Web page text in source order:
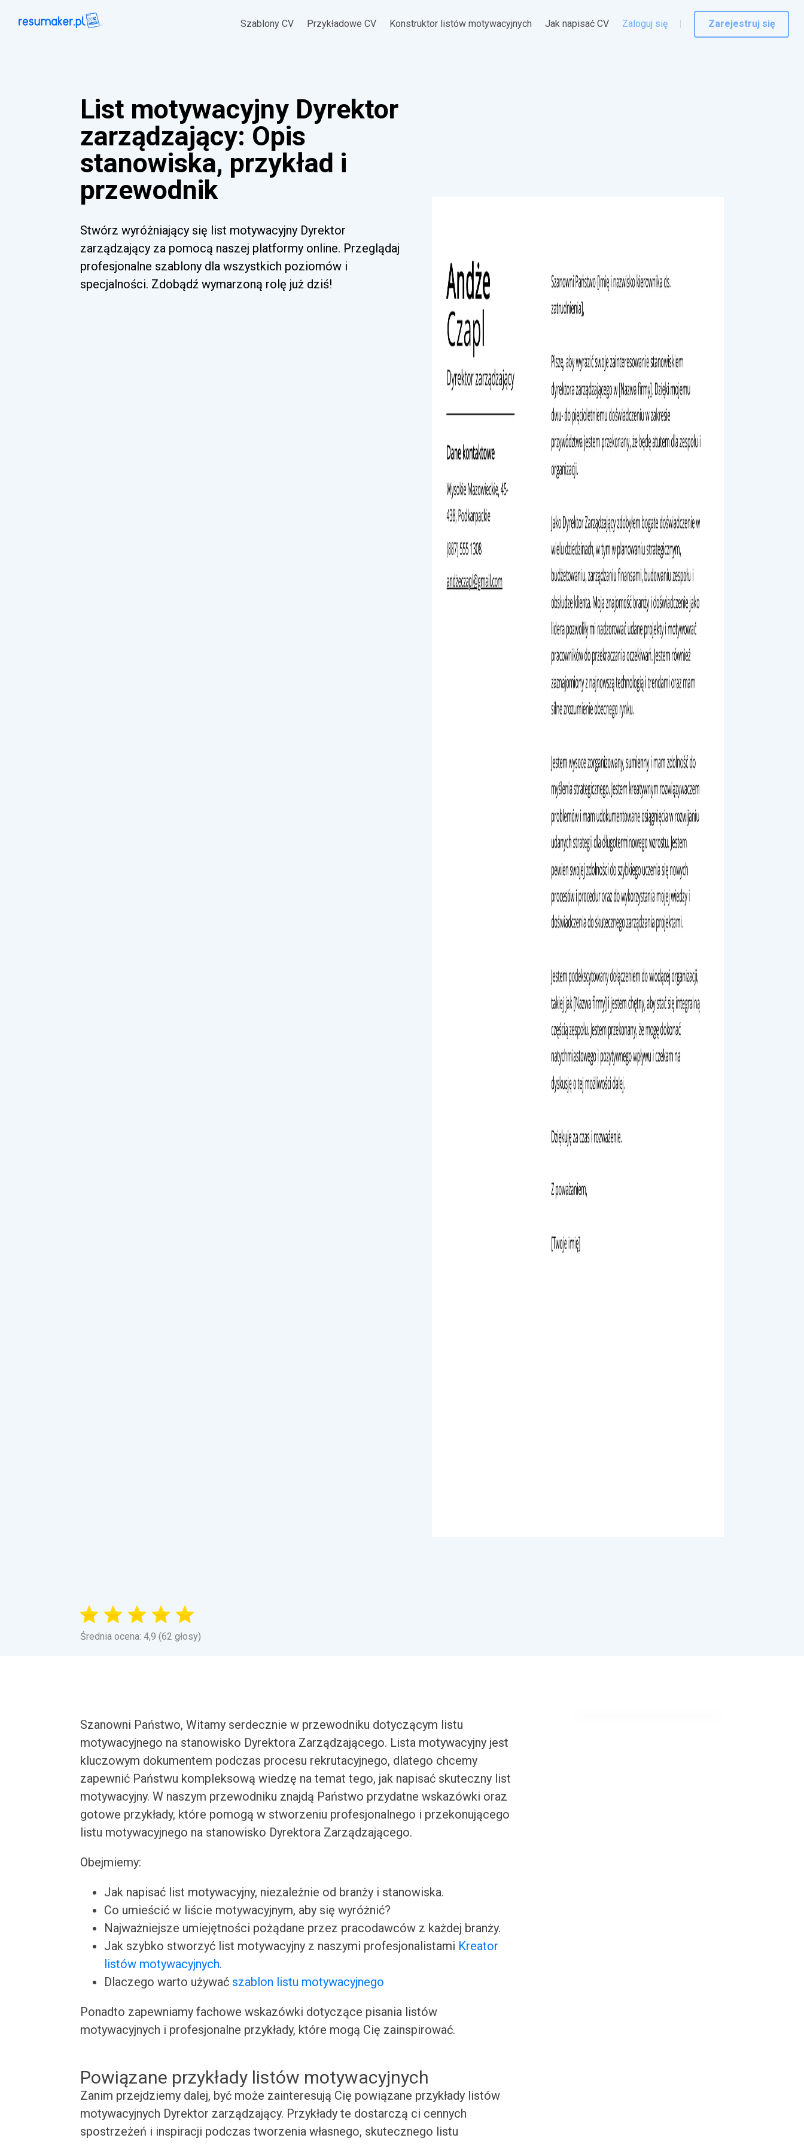
Szablony CV Przykładowe CV Konstruktor listów motywacyjnych Jak napisać CV Zaloguj się Zarejestruj się
List motywacyjny Dyrektor
zarządzający: Opis
stanowiska, przykład i
przewodnik
Stwórz wyróżniający się list motywacyjny Dyrektor
zarządzający za pomocą naszej platformy online. Przeglądaj
profesjonalne szablony dla wszystkich poziomów i
specjalności. Zdobądź wymarzoną rolę już dziś!
Średnia ocena: 4,9 (62 głosy)
Szanowni Państwo, Witamy serdecznie w przewodniku dotyczącym listu
motywacyjnego na stanowisko Dyrektora Zarządzającego. Lista motywacyjny jest
kluczowym dokumentem podczas procesu rekrutacyjnego, dlatego chcemy
zapewnić Państwu kompleksową wiedzę na temat tego, jak napisać skuteczny list
motywacyjny. W naszym przewodniku znajdą Państwo przydatne wskazówki oraz
gotowe przykłady, które pomogą w stworzeniu profesjonalnego i przekonującego
listu motywacyjnego na stanowisko Dyrektora Zarządzającego.
Obejmiemy:
Jak napisać list motywacyjny, niezależnie od branży i stanowiska.
Co umieścić w liście motywacyjnym, aby się wyróżnić?
Najważniejsze umiejętności pożądane przez pracodawców z każdej branży.
Jak szybko stworzyć list motywacyjny z naszymi profesjonalistami Kreator
listów motywacyjnych.
Dlaczego warto używać szablon listu motywacyjnego
Ponadto zapewniamy fachowe wskazówki dotyczące pisania listów
motywacyjnych i profesjonalne przykłady, które mogą Cię zainspirować.
Powiązane przykłady listów motywacyjnych
Zanim przejdziemy dalej, być może zainteresują Cię powiązane przykłady listów
motywacyjnych Dyrektor zarządzający. Przykłady te dostarczą ci cennych
spostrzeżeń i inspiracji podczas tworzenia własnego, skutecznego listu